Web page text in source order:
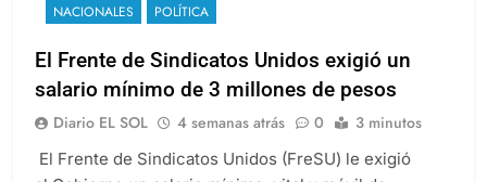
NACIONALES POLÍTICA
El Frente de Sindicatos Unidos exigió un
salario mínimo de 3 millones de pesos
Diario EL SOL 4 semanas atrás 0 3 minutos
El Frente de Sindicatos Unidos (FreSU) le exigió